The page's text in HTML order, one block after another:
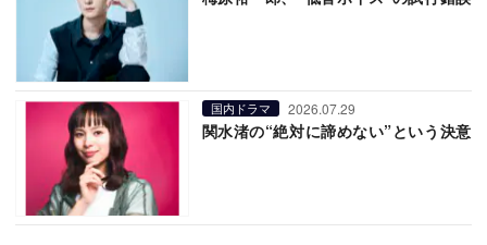
国内ドラマ 2026.07.29
関水渚の“絶対に諦めない”という決意